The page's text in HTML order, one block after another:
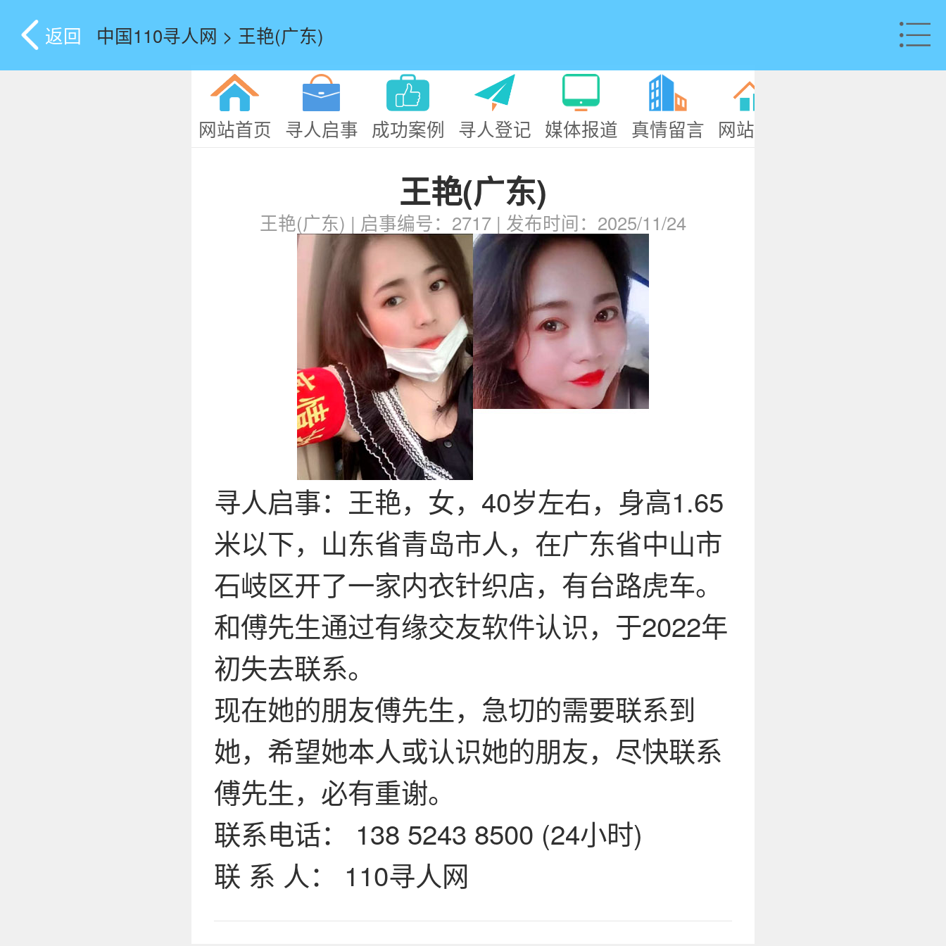
返回 中国110寻人网 > 王艳(广东)
网站首页 寻人启事 成功案例 寻人登记 媒体报道 真情留言 网站纪事
王艳(广东)
王艳(广东) | 启事编号：2717 | 发布时间：2025/11/24
寻人启事：王艳，女，40岁左右，身高1.65
米以下，山东省青岛市人，在广东省中山市
石岐区开了一家内衣针织店，有台路虎车。
和傅先生通过有缘交友软件认识，于2022年
初失去联系。
现在她的朋友傅先生，急切的需要联系到
她，希望她本人或认识她的朋友，尽快联系
傅先生，必有重谢。
联系电话： 138 5243 8500 (24小时)
联 系 人： 110寻人网